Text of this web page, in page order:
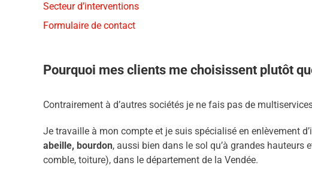
Secteur d’interventions
Formulaire de contact
Pourquoi mes clients me choisissent plutôt
Contrairement à d’autres sociétés je ne fais pas de
Je travaille à mon compte et je suis spécialisé en enlèvement
abeille, bourdon, aussi bien dans le sol qu’à grandes hauteurs
comble, toiture), dans le département de la Vendée.